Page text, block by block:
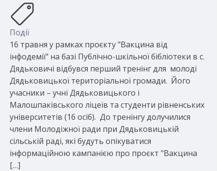
Події
16 травня у рамках проєкту "Вакцина від
інфодемії" на базі Публічно-шкільної бібліотеки в с.
Дядьковичі відбувся перший тренінг для молоді
Дядьковицької територіальної громади. Його
учасники – учні Дядьковицького і
Малошпаківського ліцеїв та студенти рівненських
університетів (16 осіб). До тренінгу долучилися
члени Молодіжної ради при Дядьковицькій
сільській раді, які будуть опікуватися
інформаційною кампанією про проєкт "Вакцина
[…]